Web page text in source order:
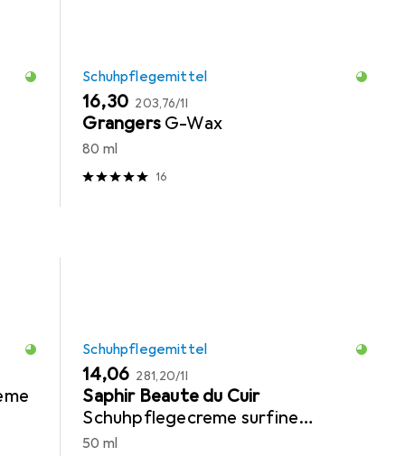
Schuhpflegemittel
EUR
16,30 EUR
203,76/1l
Grangers G-Wax
80 ml
16
Schuhpflegemittel
EUR
14,06 EUR
281,20/1l
Saphir Beaute du Cuir
Schuhpflegecreme surfine
pommadier
50 ml